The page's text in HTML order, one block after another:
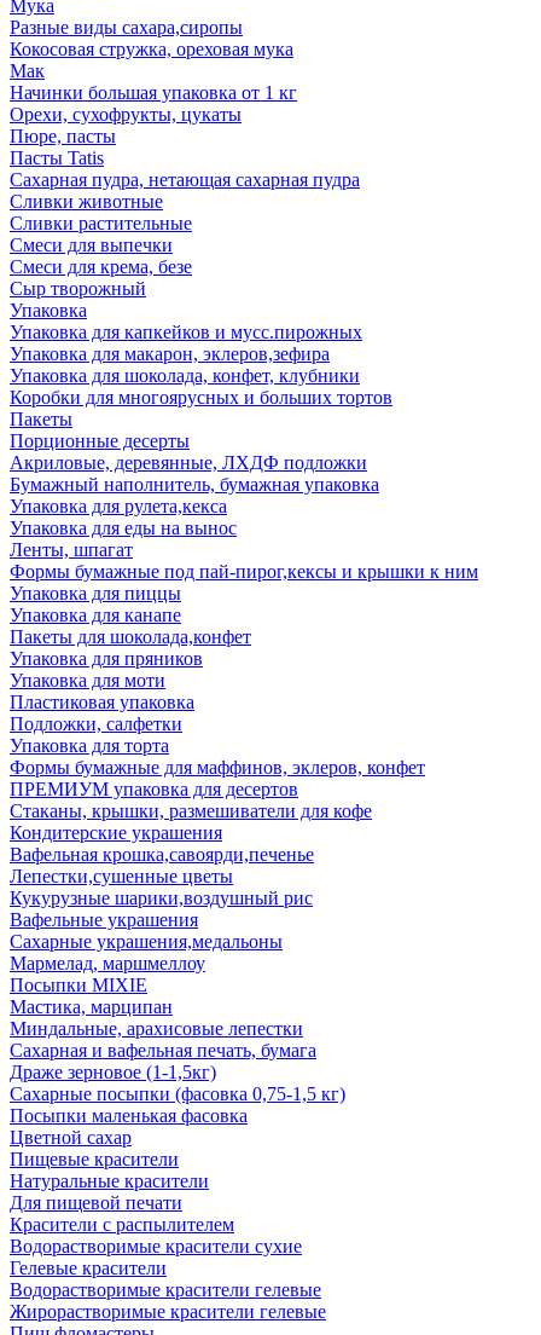
Мука
Разные виды сахара,сиропы
Кокосовая стружка, ореховая мука
Мак
Начинки большая упаковка от 1 кг
Орехи, сухофрукты, цукаты
Пюре, пасты
Пасты Tatis
Сахарная пудра, нетающая сахарная пудра
Сливки животные
Сливки растительные
Смеси для выпечки
Смеси для крема, безе
Сыр творожный
Упаковка
Упаковка для капкейков и мусс.пирожных
Упаковка для макарон, эклеров,зефира
Упаковка для шоколада, конфет, клубники
Коробки для многоярусных и больших тортов
Пакеты
Порционные десерты
Акриловые, деревянные, ЛХДФ подложки
Бумажный наполнитель, бумажная упаковка
Упаковка для рулета,кекса
Упаковка для еды на вынос
Ленты, шпагат
Формы бумажные под пай-пирог,кексы и крышки к ним
Упаковка для пиццы
Упаковка для канапе
Пакеты для шоколада,конфет
Упаковка для пряников
Упаковка для моти
Пластиковая упаковка
Подложки, салфетки
Упаковка для торта
Формы бумажные для маффинов, эклеров, конфет
ПРЕМИУМ упаковка для десертов
Стаканы, крышки, размешиватели для кофе
Кондитерские украшения
Вафельная крошка,савоярди,печенье
Лепестки,сушенные цветы
Кукурузные шарики,воздушный рис
Вафельные украшения
Сахарные украшения,медальоны
Мармелад, маршмеллоу
Посыпки MIXIE
Мастика, марципан
Миндальные, арахисовые лепестки
Сахарная и вафельная печать, бумага
Драже зерновое (1-1,5кг)
Сахарные посыпки (фасовка 0,75-1,5 кг)
Посыпки маленькая фасовка
Цветной сахар
Пищевые красители
Натуральные красители
Для пищевой печати
Красители с распылителем
Водорастворимые красители сухие
Гелевые красители
Водорастворимые красители гелевые
Жирорастворимые красители гелевые